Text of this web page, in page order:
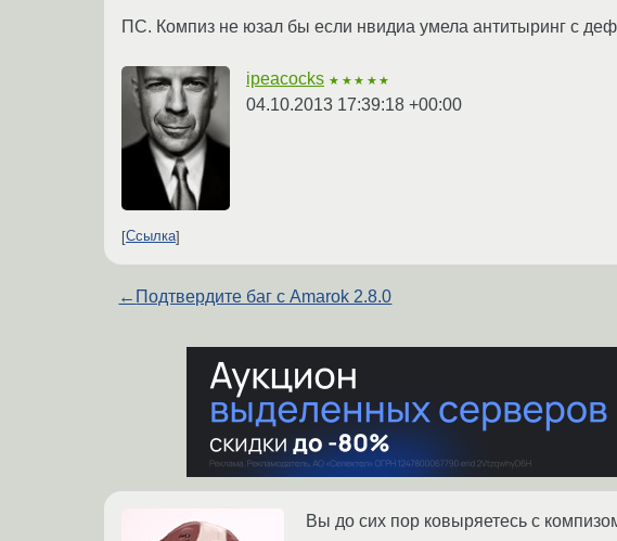
ПС. Компиз не юзал бы если нвидиа умела антитыринг с
ipeacocks ★★★★★
04.10.2013 17:39:18 +00:00
Ссылка
← Подтвердите баг с Amarok 2.8.0
Вы до сих пор ковыряетесь с